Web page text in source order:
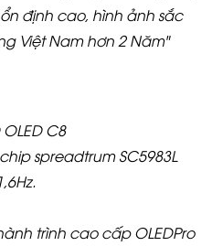
ổn định cao, hình ảnh sắc
Việt Nam hơn 2 Năm"
C8
spreadtrum SC5983L
trình cao cấp OLEDPro